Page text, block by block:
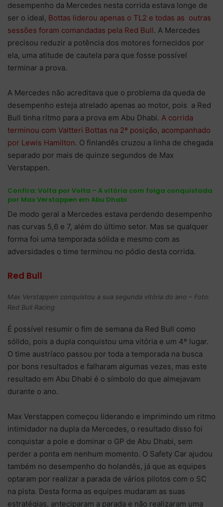
desempenho da Mercedes nesta corrida estava longe de
ser o ideal, Bottas liderou apenas o TL2 e todas as outras
sessões foram comandadas pela Red Bull. A Mercedes
precisou reduzir a potência dos motores fornecidos por
ela, uma atitude de cautela para que fosse possível
terminar a prova.
A Mercedes não acreditava que o problema da queda de
desempenho esteja atrelado apenas ao motor, pois a Red
Bull tinha ritmo para a prova em Abu Dhabi. A corrida
terminou com Valtteri Bottas na 2ª posição, acompanhado
por Lewis Hamilton. O finlandês cruzou a linha de chegada
separado por mais de quinze segundos de Max
Verstappen.
Confira:Volta por Volta – A vitória com folga conquistada
por Max Verstappen em Abu Dhabi
De modo geral a Mercedes estava perdendo desempenho
nas curvas 5,6 e 7, além do último setor. Mas se qualquer
forma foi uma temporada sólida e mesmo com as
adversidades o time terminou no pódio desta corrida.
Red Bull
Max Verstappen conquistou a sua segunda vitória do ano – Foto:
Red Bull Racing
É possível resumir o fim de semana da Red Bull como
sólido, pois a dupla conquistou uma vitória e um 4º lugar.
O time austríaco passou por toda a temporada na busca
por bons resultados e falharam algumas vezes, mas este
resultado em Abu Dhabi é o símbolo do que almejavam
durante o ano.
Max Verstappen começou liderando e imprimindo um ritmo
intimidador na dupla da Mercedes, o resultado disso foi
conquistar a pole e dominar o GP de Abu Dhabi, sem
perder a ponta em nenhum momento. O Safety Car ajudou
também no desempenho do holandês, já que as equipes
optaram por realizar a parada de vários pilotos com o SC
na pista. Desta forma as equipes mudaram as suas
estratégias, anteciparam a parada e não realizaram uma